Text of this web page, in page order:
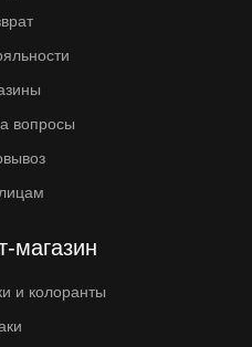
вопросы
магазин
и колоранты